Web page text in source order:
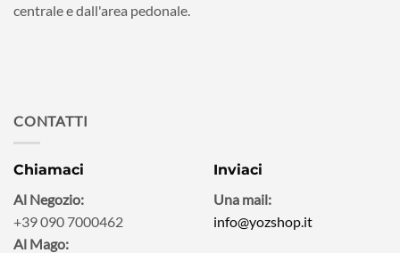
centrale e dall'area pedonale.
CONTATTI
Chiamaci
Al Negozio:
+39 090 7000462
Al Mago:
Inviaci
Una mail:
info@yozshop.it